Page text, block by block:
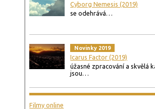
Cyborg Nemesis (2019)
se odehrává…
Novinky 2019
Icarus Factor (2019)
úžasné zpracování a skvělá
jsou…
Filmy online